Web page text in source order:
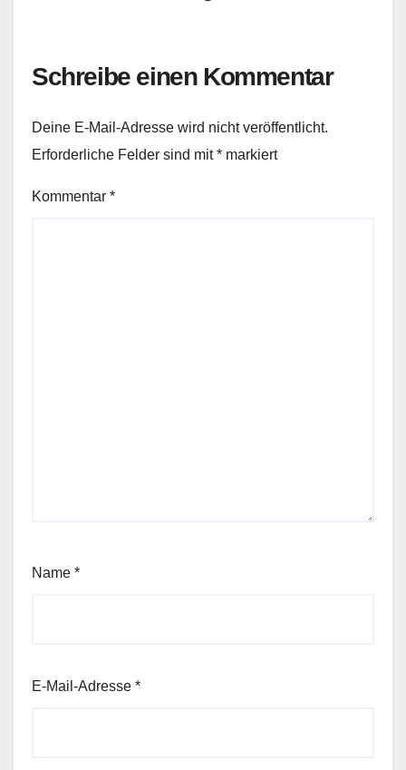
Schreibe einen Kommentar
Deine E-Mail-Adresse wird nicht veröffentlicht.
Erforderliche Felder sind mit* markiert
Kommentar *
Name *
E-Mail-Adresse *